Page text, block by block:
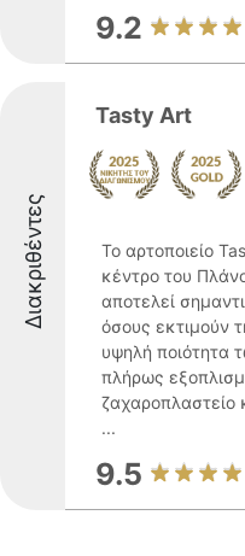
9.2
Διακριθέντες
Tasty Art
Το αρτοποιείο
κέντρο του
αποτελεί
όσους εκτιμούν
υψηλή ποιότητα
πλήρως
ζαχαροπλαστείο
...
9.5